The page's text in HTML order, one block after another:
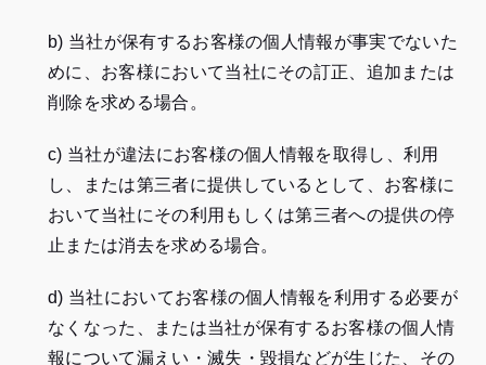
b) 当社が保有するお客様の個人情報が事実でないた
めに、お客様において当社にその訂正、追加または
削除を求める場合。
c) 当社が違法にお客様の個人情報を取得し、利用
し、または第三者に提供しているとして、お客様に
おいて当社にその利用もしくは第三者への提供の停
止または消去を求める場合。
d) 当社においてお客様の個人情報を利用する必要が
なくなった、または当社が保有するお客様の個人情
報について漏えい・滅失・毀損などが生じた、その